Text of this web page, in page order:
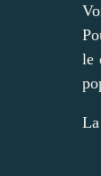
le